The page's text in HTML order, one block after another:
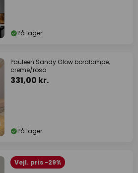
På lager
Pauleen Sandy Glow bordlampe,
creme/rosa
331,00 kr.
På lager
Vejl. pris -29%